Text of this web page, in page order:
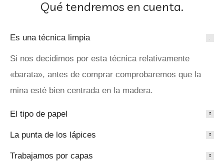
Qué tendremos en cuenta.
Es una técnica limpia
Si nos decidimos por esta técnica relativamente
«barata», antes de comprar comprobaremos que la
mina esté bien centrada en la madera.
El tipo de papel
La punta de los lápices
Trabajamos por capas